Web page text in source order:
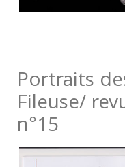
Portraits
Fileuse/
n°15